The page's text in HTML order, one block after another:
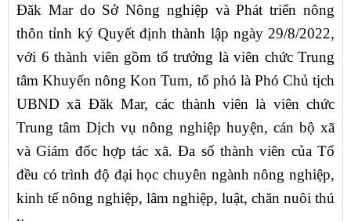
Đăk Mar do Sở Nông nghiệp và Phát triển nông
thôn tỉnh ký Quyết định thành lập ngày 29/8/2022,
với 6 thành viên gồm tổ trưởng là viên chức Trung
tâm Khuyến nông Kon Tum, tổ phó là Phó Chủ tịch
UBND xã Đăk Mar, các thành viên là viên chức
Trung tâm Dịch vụ nông nghiệp huyện, cán bộ xã
và Giám đốc hợp tác xã. Đa số thành viên của Tổ
đều có trình độ đại học chuyên ngành nông nghiệp,
kinh tế nông nghiệp, lâm nghiệp, luật, chăn nuôi thú